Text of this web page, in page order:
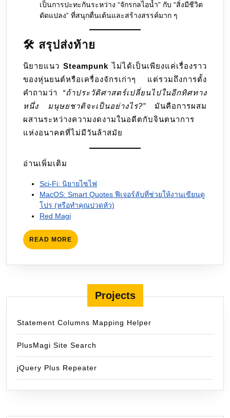
เป็นการปะทะกันระหว่าง “จักรกลไอน้ำ” กับ “สิ่งมีชีวิต
ดัดแปลง” ที่สนุกตื่นเต้นและสร้างสรรค์มาก ๆ
🛠️ สรุปส่งท้าย
นิยายแนว Steampunk ไม่ได้เป็นเพียงแค่เรื่องราว
ของหุ่นยนต์หรือเครื่องจักรเก่าๆ แต่รวมถึงการตั้ง
คำถามว่า “ถ้าประวัติศาสตร์เปลี่ยนไปในอีกทิศทาง
หนึ่ง มนุษยชาติจะเป็นอย่างไร?”มันคือการผสม
ผสานระหว่างความงดงามในอดีตกับจินตนาการ
แห่งอนาคตที่ไม่มีวันล้าสมัย
อ่านเพิ่มเติม
Sci-Fi: นิยายไซไฟ
MacOS: Smart Quotes ฟีเจอร์ลับที่ช่วยให้งานเขียนดู
โปร (หรือทำคุณปวดหัว)
Red Magi
READ MORE READ
MORE
Projects
Statement Columns Mapping Helper
PlusMagi Site Search
jQuery Plus Repeater